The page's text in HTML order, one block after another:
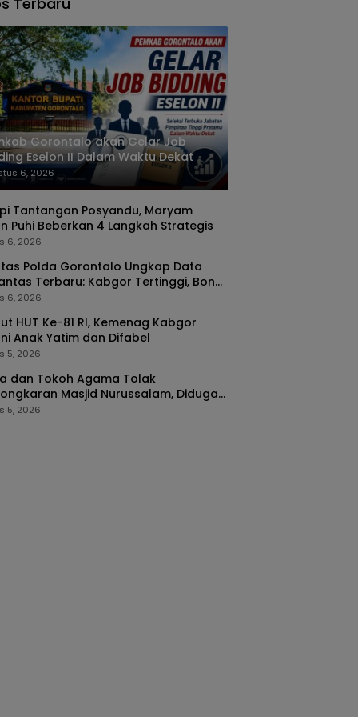
Gorontalo akan Gelar Job
Eselon II Dalam Waktu Dekat
6, 2026
Tantangan Posyandu, Maryam
Puhi Beberkan 4 Langkah Strategis
6, 2026
Polda Gorontalo Ungkap Data
Terbaru: Kabgor Tertinggi, Bone
Paling Fatal
6, 2026
HUT Ke-81 RI, Kemenag Kabgor
Anak Yatim dan Difabel
5, 2026
dan Tokoh Agama Tolak
Masjid Nurussalam, Diduga
Diubah Menjadi Rumah Tinggal
5, 2026